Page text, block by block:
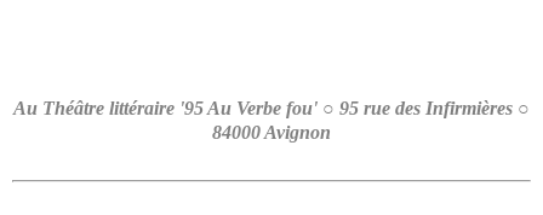
Au Théâtre littéraire '95 Au Verbe fou' ○ 95 rue des Infirmières ○
84000 Avignon